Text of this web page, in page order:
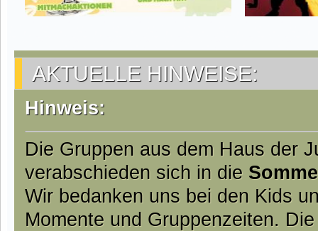
AKTUELLE HINWEISE:
Hinweis:
Die Gruppen aus dem Haus der
verabschieden sich in die
Wir bedanken uns bei den Kids
Momente und Gruppenzeiten.